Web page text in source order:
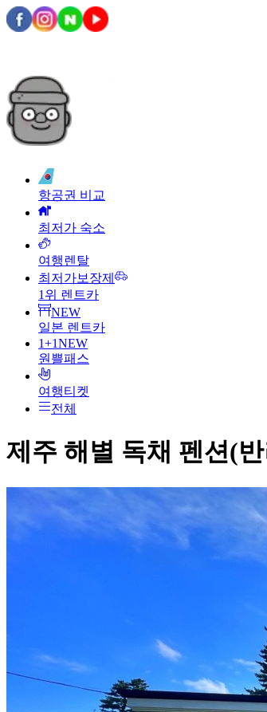
항공권 비교
최저가 숙소
여행렌탈
최저가보장제
1위 렌트카
NEW
일본 렌트카
1+1NEW
원쁠패스
여행티켓
전체
제주 해별 독채 펜션(